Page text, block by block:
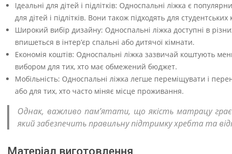
Ідеальні для дітей і підлітків: Односпальні ліжка є
для дітей і підлітків. Вони також підходять для
Широкий вибір дизайну: Односпальні ліжка доступні в
впишеться в інтер’єр спальні або дитячої кімнати.
Економія коштів: Односпальні ліжка зазвичай коштують
вибором для тих, хто має обмежений бюджет.
Мобільність: Односпальні ліжка легше переміщувати і
або для тих, хто часто міняє місце проживання.
Однак, важливо пам’ятати, що якість матрацу
який забезпечить правильну підтримку хребта та
Матеріал виготовлення